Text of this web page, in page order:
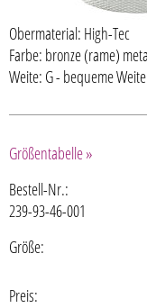
Obermaterial: High-Tec
Farbe: bronze (rame)
Weite: G - bequeme Weite
Größentabelle »
Bestell-Nr.:
239-93-46-001
Größe:
Preis: